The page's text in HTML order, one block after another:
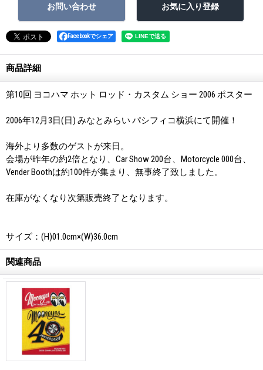
Facebookでシェア
商品詳細
第10回 ヨコハマ ホット ロッド・カスタム ショー 2006 ポスター
2006年12月3日(日) みなとみらい パシフィコ横浜にて開催！
海外より多数のゲストが来日。
会場が昨年の約2倍となり、Car Show 200台、Motorcycle 000台、
Vender Boothは約100件が集まり、無事終了致しました。
在庫がなくなり次第販売終了となります。
サイズ：(H)01.0cm×(W)36.0cm
関連商品